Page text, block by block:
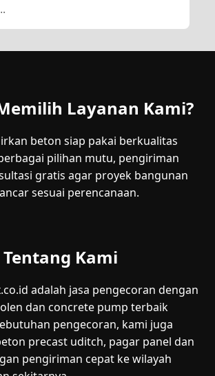
Layanan Kami?
beton siap pakai berkualitas
pilihan mutu, pengiriman
gratis agar proyek bangunan
sesuai perencanaan.
Tentang Kami
adalah jasa pengecoran dengan
dan concrete pump terbaik
pengecoran, kami juga
precast uditch, pagar panel dan
pengiriman cepat ke wilayah